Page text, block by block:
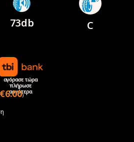
73db C
αγόρασε τώρα
πλήρωσε
αργότερα
6.00)